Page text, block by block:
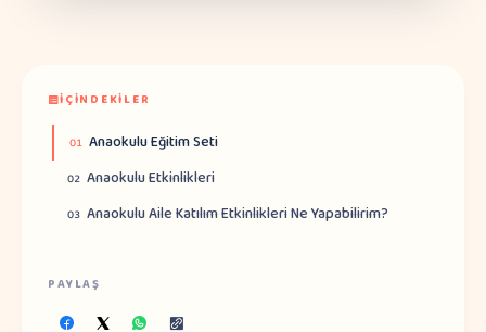
İÇINDEKILER
01 Anaokulu Eğitim Seti
02 Anaokulu Etkinlikleri
03 Anaokulu Aile Katılım Etkinlikleri Ne Yapabilirim?
PAYLAŞ